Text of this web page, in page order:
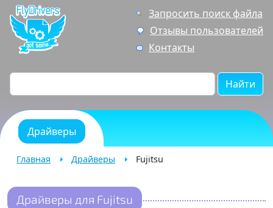
Запросить поиск файла
Отзывы пользователей
Контакты
Найти
Драйверы
Главная Драйверы Fujitsu
Драйверы для Fujitsu